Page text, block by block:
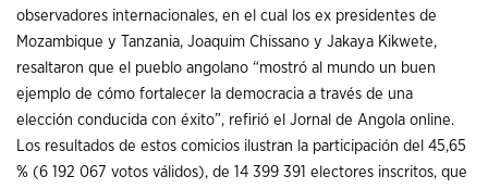
observadores internacionales, en el cual los ex presidentes de
Mozambique y Tanzania, Joaquim Chissano y Jakaya Kikwete,
resaltaron que el pueblo angolano “mostró al mundo un buen
ejemplo de cómo fortalecer la democracia a través de una
elección conducida con éxito”, refirió el Jornal de Angola online.
Los resultados de estos comicios ilustran la participación del 45,65
% (6 192 067 votos válidos), de 14 399 391 electores inscritos, que